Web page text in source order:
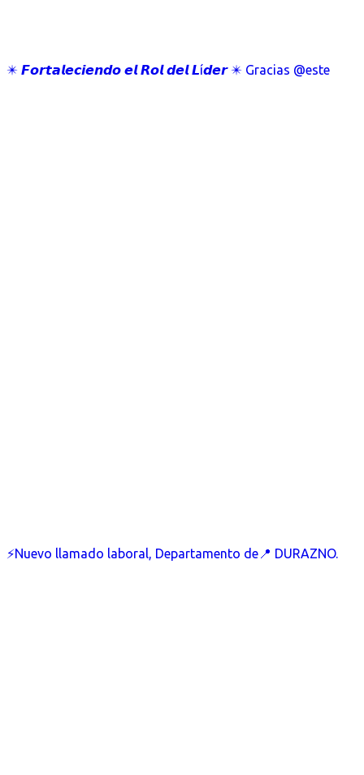
✴️ 𝙁𝙤𝙧𝙩𝙖𝙡𝙚𝙘𝙞𝙚𝙣𝙙𝙤 𝙚𝙡 𝙍𝙤𝙡 𝙙𝙚𝙡 𝙇í𝙙𝙚𝙧 ✴️ Gracias @este
⚡Nuevo llamado laboral, Departamento de📍 DURAZNO.